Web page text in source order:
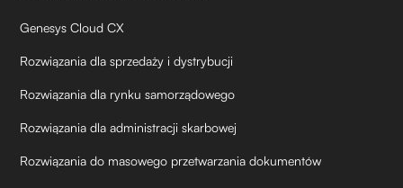
Genesys Cloud CX
Rozwiązania dla sprzedaży i dystrybucji
Rozwiązania dla rynku samorządowego
Rozwiązania dla administracji skarbowej
Rozwiązania do masowego przetwarzania dokumentów